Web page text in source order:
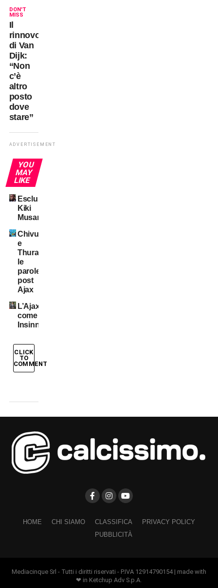
DON'T
MISS
Il
rinnovo
di Van
Dijk:
“Non
c’è
altro
posto
dove
stare”
ADVERTISEMENT
YOU
MAY
LIKE
Esclusiva:
Kiki
Musampa
Chivu
e
Thuram:
le
parole
post
Ajax
L’Ajax
come
Insinna
CLICK
TO
COMMENT
HOME CHI SIAMO CLASSIFICA
PRIVACY POLICY
PUBBLICITÀ
Mediacinque Srl - Tutti i diritti riservati - P.IVA 12914790154 | made with
❤ in Ketchup Adv S.p.A.